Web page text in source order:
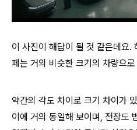
이 사진이 해답이 될 것 같은데요.
페는 거의 비슷한 크기의 차량으
약간의 각도 차이로 크기 차이가
이에 거의 동일해 보이며, 전장도